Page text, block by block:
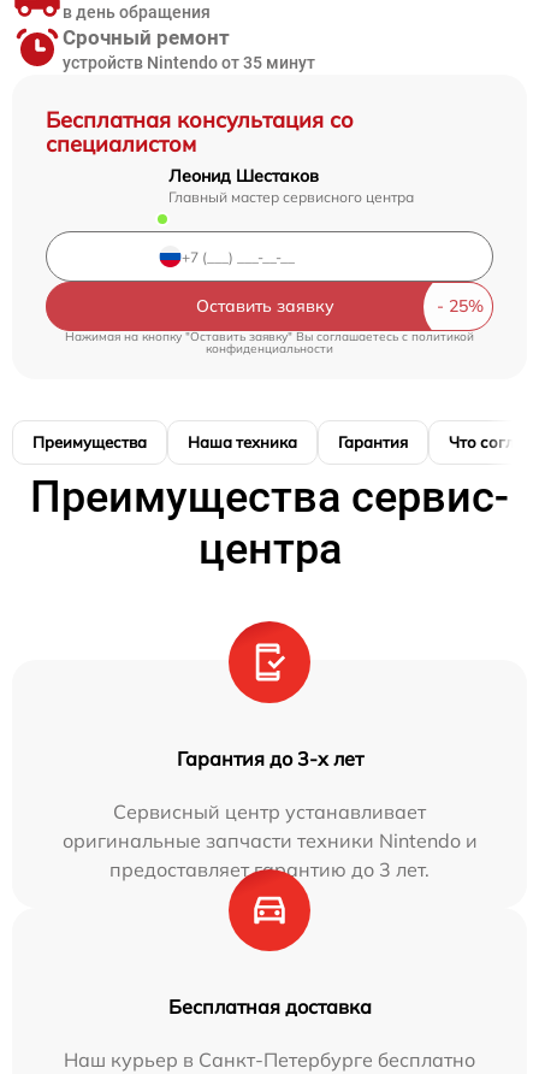
Бесплатная консультация со
специалистом
Леонид Шестаков
Главный мастер сервисного центра
Оставить заявку
Нажимая на кнопку "Оставить заявку" Вы соглашаетесь c политикой
конфиденциальности
в день обращения
Срочный ремонт
устройств Nintendo от 35 минут
Преимущества Наша техника Гарантия Что
Преимущества сервис-
центра
Гарантия до 3-х лет
Сервисный центр устанавливает
оригинальные запчасти техники Nintendo и
предоставляет гарантию до 3 лет.
Бесплатная доставка
Наш курьер в Санкт-Петербурге бесплатно